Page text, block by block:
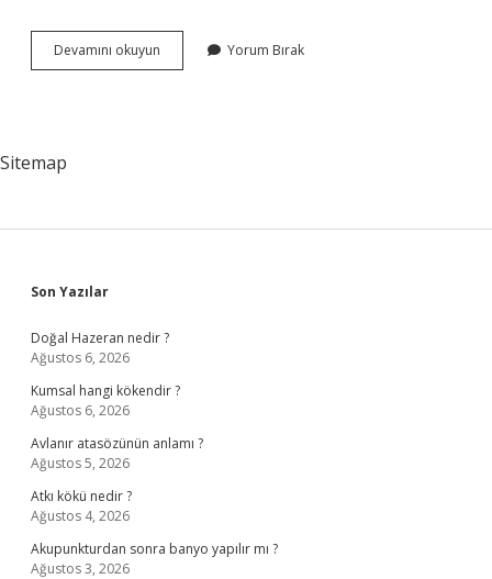
Devamını okuyun Bulmacada
Temayül
Yorum Bırak
Sitemap
Sidebar
Son Yazılar
Doğal Hazeran nedir ?
Ağustos 6, 2026
Kumsal hangi kökendir ?
Ağustos 6, 2026
Avlanır atasözünün anlamı ?
Ağustos 5, 2026
Atkı kökü nedir ?
Ağustos 4, 2026
Akupunkturdan sonra banyo yapılır mı ?
Ağustos 3, 2026